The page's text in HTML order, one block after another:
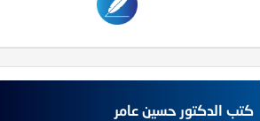
كتب الدكتور حسين عامر